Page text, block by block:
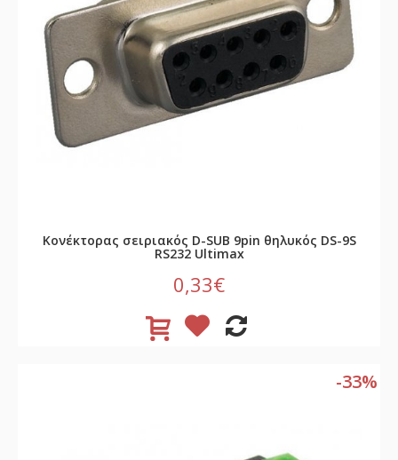
Κονέκτορας σειριακός D-SUB 9pin θηλυκός DS-9S
RS232 Ultimax
0,33€
-33%